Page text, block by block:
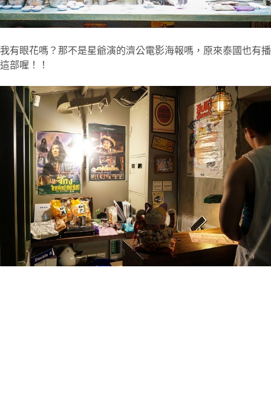
我有眼花嗎？那不是星爺演的濟公電影海報嗎，原來泰國也有播
這部喔！！